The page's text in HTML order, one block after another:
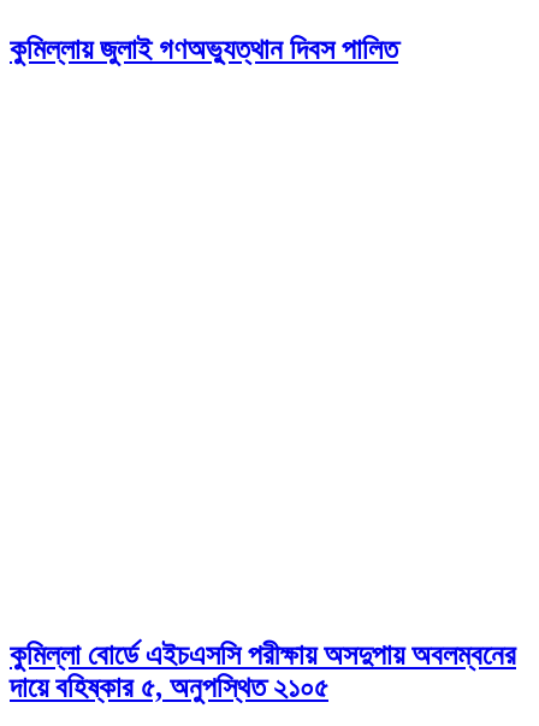
কুমিল্লায় জুলাই গণঅভ্যুত্থান দিবস পালিত
কুমিল্লা বোর্ডে এইচএসসি পরীক্ষায় অসদুপায় অবলম্বনের
দায়ে বহিষ্কার ৫, অনুপস্থিত ২১০৫